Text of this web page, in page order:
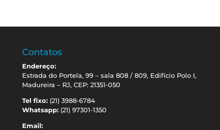
Contatos
Endereço:
Estrada do Portela, 99 – sala 808 / 809, Edifício Polo I,
Madureira – RJ, CEP: 21351-050
Tel fixo:(21) 3988-6784
Whatsapp: (21) 97301-1350
Email: